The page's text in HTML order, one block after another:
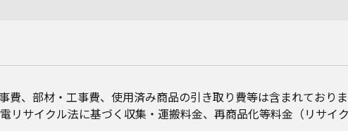
、部材・工事費、使用済み商品の引き取り費等は含まれておりま
リサイクル法に基づく収集・運搬料金、再商品化等料金（リサイ